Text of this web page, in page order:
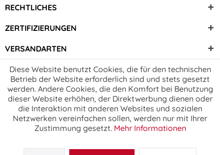
RECHTLICHES
ZERTIFIZIERUNGEN
VERSANDARTEN
Diese Website benutzt Cookies, die für den technischen
Betrieb der Website erforderlich sind und stets gesetzt
werden. Andere Cookies, die den Komfort bei Benutzung
dieser Website erhöhen, der Direktwerbung dienen oder
die Interaktion mit anderen Websites und sozialen
Netzwerken vereinfachen sollen, werden nur mit Ihrer
Zustimmung gesetzt. Mehr Informationen